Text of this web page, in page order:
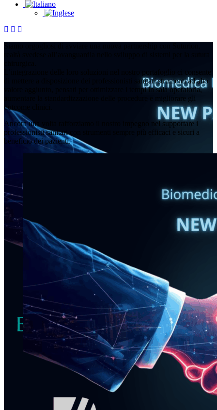
L’integrazione delle loro soluzioni nel nostro portafoglio ci consente
di mettere a disposizione dei professionisti sanitari strumenti ad alto
valore aggiunto, pensati per ottimizzare i tempi in sala operatoria,
aumentare la standardizzazione delle procedure e migliorare gli
outcome clinici.
Ancora una volta rafforziamo il nostro impegno nel supportare i
professionisti sanitari con strumenti sempre più efficaci e sicuri a
beneficio dei pazienti.